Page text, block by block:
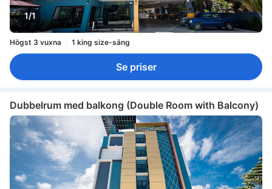
1/1
Högst 3 vuxna 1 king size-säng
Se priser
Dubbelrum med balkong (Double Room with Balcony)